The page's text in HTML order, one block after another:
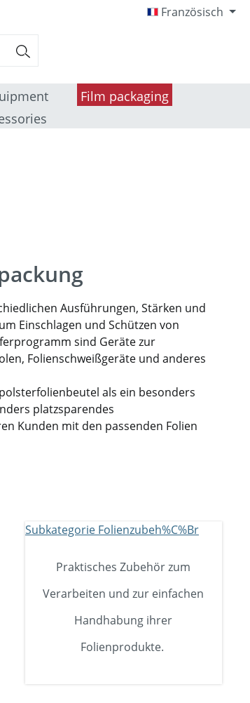
Französisch
Film packaging
Ausführungen, Stärken und
Einschlagen und Schützen von
sind Geräte zur
Folienschweißgeräte und anderes
als ein besonders
platzsparendes
Kunden mit den passenden Folien
Praktisches Zubehör zum
Verarbeiten und zur einfachen
Handhabung ihrer
Folienprodukte.